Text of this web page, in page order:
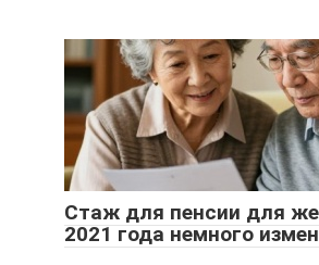
Стаж для пенсии для
2021 года немного